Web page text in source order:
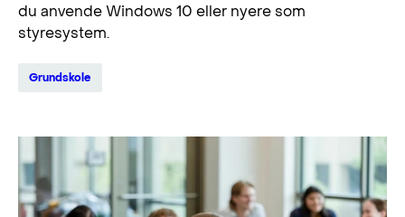
du anvende Windows 10 eller nyere som
styresystem.
Grundskole